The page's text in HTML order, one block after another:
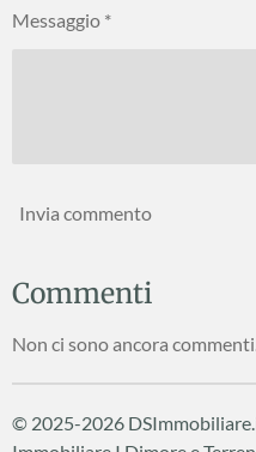
Messaggio *
Invia commento
Commenti
Non ci sono ancora commenti.
© 2025-2026